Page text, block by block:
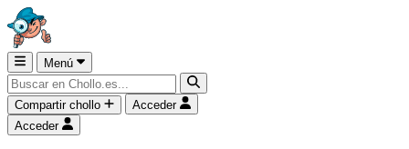
Menú
Compartir chollo
Acceder
Acceder